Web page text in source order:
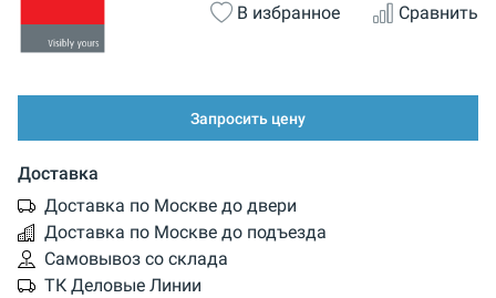
В избранное Сравнить
Запросить цену
Доставка
Доставка по Москве до двери
Доставка по Москве до подъезда
Самовывоз со склада
ТК Деловые Линии